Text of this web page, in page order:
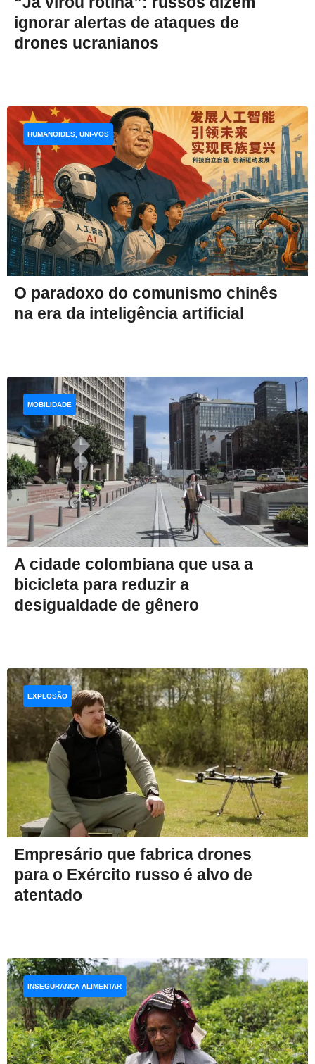
ignorar alertas de ataques de
drones ucranianos
O paradoxo do comunismo chinês
na era da inteligência artificial
HUMANOIDES, UNI-VOS
A cidade colombiana que usa a
bicicleta para reduzir a
desigualdade de gênero
MOBILIDADE
Empresário que fabrica drones
para o Exército russo é alvo de
atentado
EXPLOSÃO
INSEGURANÇA ALIMENTAR